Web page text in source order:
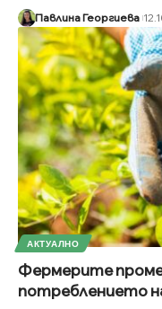
Павлина Георгиева
АКТУАЛНО
Фермерите
потреблението